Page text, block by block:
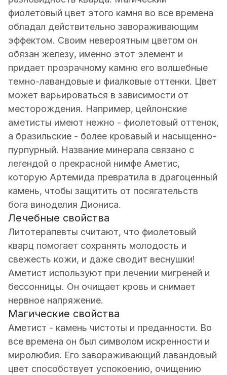
фиолетовый цвет этого камня во все времена
обладал действительно завораживающим
эффектом. Своим невероятным цветом он
обязан железу, именно этот элемент и
придает прозрачному камню его волшебные
темно-лавандовые и фиалковые оттенки. Цвет
может варьироваться в зависимости от
месторождения. Например, цейлонские
аметисты имеют нежно - фиолетовый оттенок,
а бразильские - более кровавый и насыщенно-
пурпурный. Название минерала связано с
легендой о прекрасной нимфе Аметис,
которую Артемида превратила в драгоценный
камень, чтобы защитить от посягательств
бога виноделия Диониса.
Лечебные свойства
Литотерапевты считают, что фиолетовый
кварц помогает сохранять молодость и
свежесть кожи, и даже сводит веснушки!
Аметист используют при лечении мигреней и
бессонницы. Он очищает кровь и снимает
нервное напряжение.
Магические свойства
Аметист - камень чистоты и преданности. Во
все времена он был символом искренности и
миролюбия. Его завораживающий лавандовый
цвет способствует успокоению, очищению